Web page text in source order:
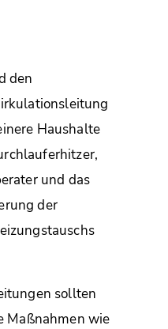
den
Haushalte
und das
der
sollten
Maßnahmen wie